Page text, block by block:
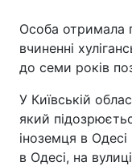
Особа отримала
вчиненні
до семи років
У Київській
який
іноземця в
в Одесі, на